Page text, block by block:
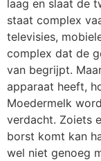
laag en slaat de
staat complex
televisies,
complex dat de
van begrijpt.
apparaat heeft,
Moedermelk
verdacht. Zoiets
borst komt kan
wel niet genoeg